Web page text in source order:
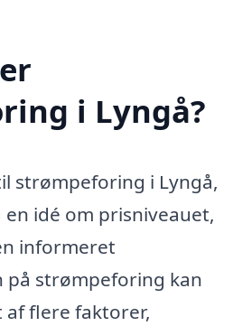
i Lyngå?
strømpeforing i Lyngå,
idé om prisniveauet,
informeret
på strømpeforing kan
flere faktorer,